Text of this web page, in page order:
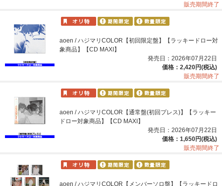
販売期間終了
aoen / ハジマリCOLOR【初回限定盤】【ラッキードロー対
象商品】【CD MAXI】
発売日：2026年07月22日
価格：2,420円(税込)
販売期間終了
aoen / ハジマリCOLOR【通常盤(初回プレス)】【ラッキー
ドロー対象商品】【CD MAXI】
発売日：2026年07月22日
価格：1,650円(税込)
販売期間終了
aoen / ハジマリCOLOR【メンバーソロ盤】【ラッキードロ